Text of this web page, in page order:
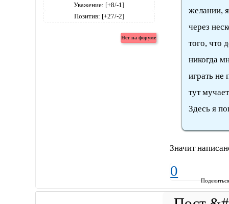
Уважение: [+8/-1]
Позитив: [+27/-2]
желании,
через
того, что
никогда
играть не
тут
Здесь я
Значит
0